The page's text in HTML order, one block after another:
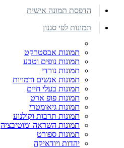
הדפסת תמונה אישית
תמונות לפי סגנון
תמונות אבסטרקט
תמונות נופים וטבע
תמונות נורדי
תמונות אנשים ודמויות
תמונות בעלי חיים
תמונות פופ ארט
תמונות גיאומטרי
תמונות תרבות וקולנוע
תמונות השראה ומוטיבציה
תמונות ספורט
יהדות ויודאיקה